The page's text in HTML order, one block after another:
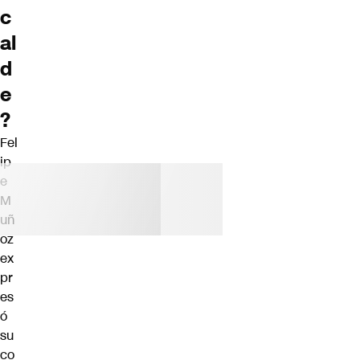
c
al
d
e
?
Fel
ip
e
M
uñ
oz
ex
pr
es
ó
su
co